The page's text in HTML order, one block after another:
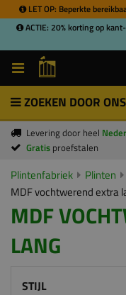
LET OP: Beperkte
ACTIE: 20% korting op
ZOEKEN DOOR
Levering door heel
Gratis proefstalen
Plintenfabriek Plinten
MDF vochtwerend extra
MDF
LANG
STIJL